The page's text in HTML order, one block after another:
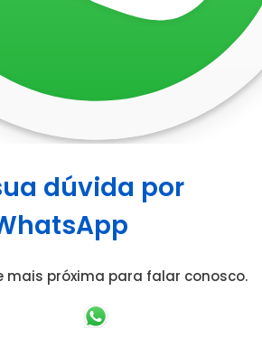
dúvida por
mais próxima para falar conosco.